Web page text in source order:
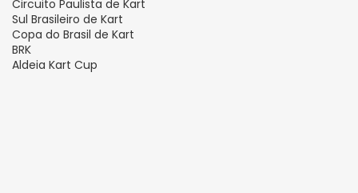
Circuito Paulista de Kart
Sul Brasileiro de Kart
Copa do Brasil de Kart
BRK
Aldeia Kart Cup